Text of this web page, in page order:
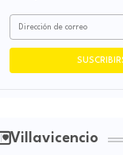
Villavicencio